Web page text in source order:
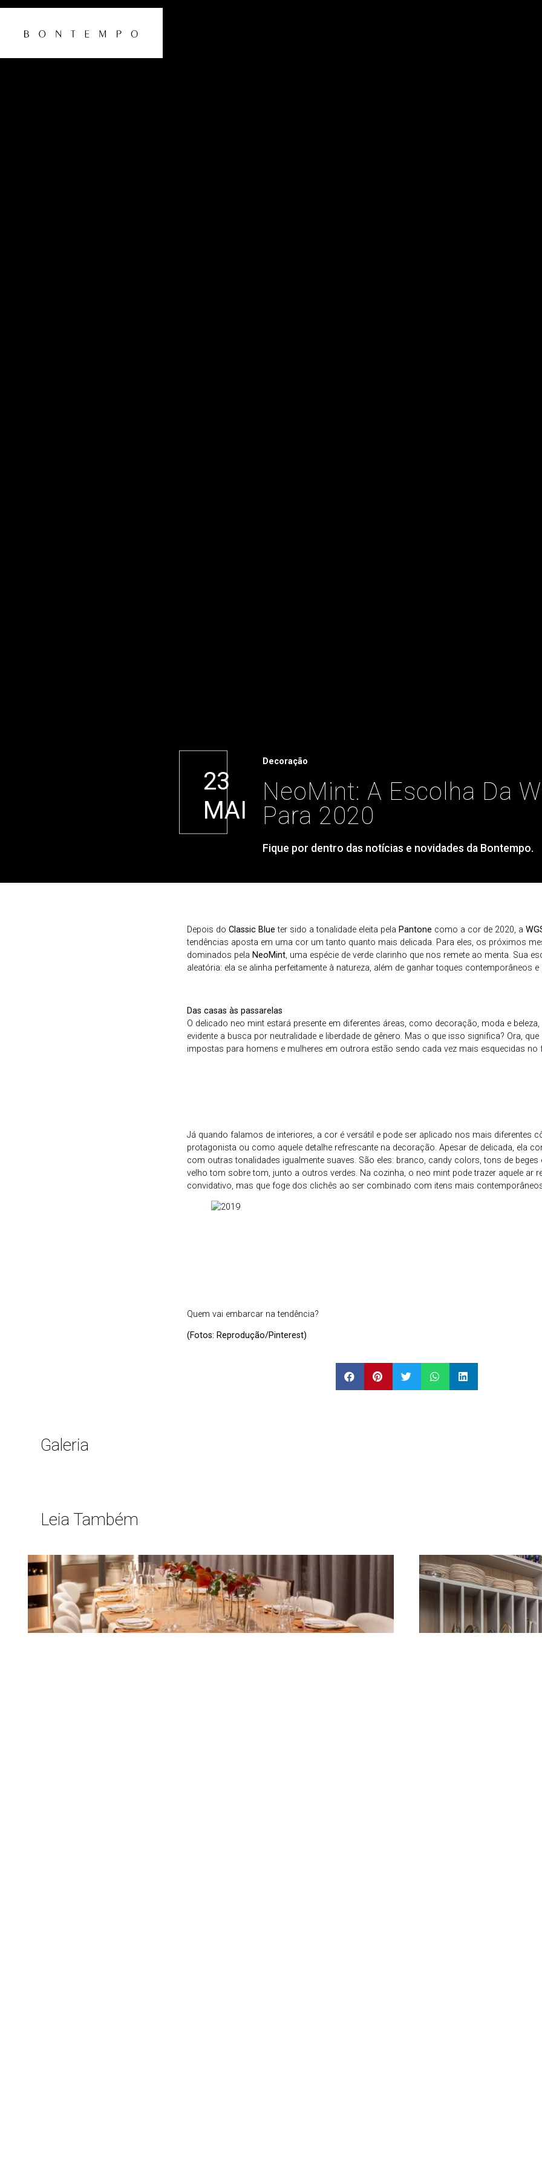
23
MAI
Decoração
NeoMint: A Escolha Da
Para 2020
Fique por dentro das notícias e novidades da Bontempo.
Depois doClassic Blue ter sido a tonalidade eleita pela Pantone como a cor de 2020, a
tendências aposta em uma cor um tanto quanto mais delicada. Para eles, os próximos
dominados pela NeoMint, uma espécie de verde clarinho que nos remete ao menta. Sua
aleatória: ela se alinha perfeitamente à natureza, além de ganhar toques contemporâneos
Das casas às passarelas
O delicado neo mint estará presente em diferentes áreas, como decoração, moda e
evidente a busca por neutralidade e liberdade de gênero. Mas o que isso significa? Ora,
impostas para homens e mulheres em outrora estão sendo cada vez mais esquecidas
Já quando falamos de interiores, a cor é versátil e pode ser aplicado nos mais diferentes
protagonista ou como aquele detalhe refrescante na decoração. Apesar de delicada, ela
com outras tonalidades igualmente suaves. São eles: branco, candy colors, tons de
velho tom sobre tom, junto a outros verdes. Na cozinha, o neo mint pode trazer aquele ar
convidativo, mas que foge dos clichês ao ser combinado com itens mais
Quem vai embarcar na tendência?
(Fotos: Reprodução/Pinterest)
Galeria
Leia Também